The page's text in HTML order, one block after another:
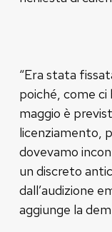
“Era stata
poiché, come ci
maggio è
licenziamento,
dovevamo
un discreto
dall’audizione
aggiunge la